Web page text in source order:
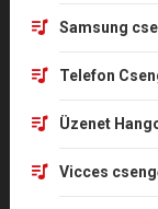
Samsung
Telefon
Üzenet
Vicces